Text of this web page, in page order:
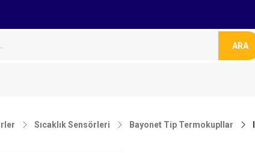
ARA
Sıcaklık Sensörleri Bayonet Tip Termokupllar